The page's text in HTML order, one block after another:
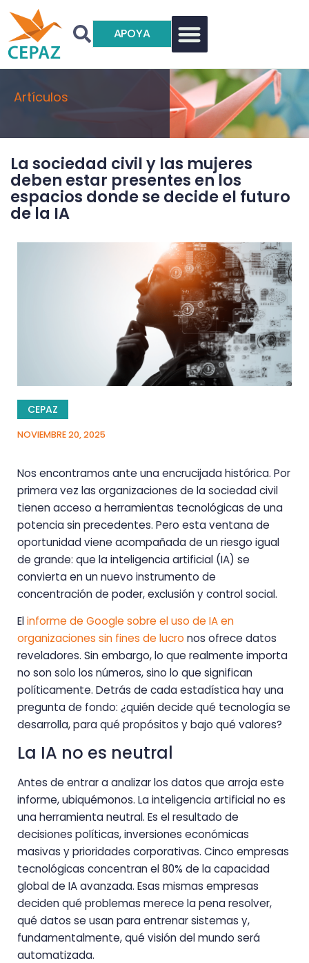
APOYA
Artículos
La sociedad civil y las mujeres
deben estar presentes en los
espacios donde se decide el futuro
de la IA
CEPAZ
NOVIEMBRE 20, 2025
Nos encontramos ante una encrucijada histórica. Por
primera vez las organizaciones de la sociedad civil
tienen acceso a herramientas tecnológicas de una
potencia sin precedentes. Pero esta ventana de
oportunidad viene acompañada de un riesgo igual
de grande: que la inteligencia artificial (IA) se
convierta en un nuevo instrumento de
concentración de poder, exclusión y control social.
Elinforme de Google sobre el uso de IA en
organizaciones sin fines de lucro nos ofrece datos
reveladores. Sin embargo, lo que realmente importa
no son solo los números, sino lo que significan
políticamente. Detrás de cada estadística hay una
pregunta de fondo: ¿quién decide qué tecnología se
desarrolla, para qué propósitos y bajo qué valores?
La IA no es neutral
Antes de entrar a analizar los datos que arroja este
informe, ubiquémonos. La inteligencia artificial no es
una herramienta neutral. Es el resultado de
decisiones políticas, inversiones económicas
masivas y prioridades corporativas. Cinco empresas
tecnológicas concentran el 80% de la capacidad
global de IA avanzada. Esas mismas empresas
deciden qué problemas merece la pena resolver,
qué datos se usan para entrenar sistemas y,
fundamentalmente, qué visión del mundo será
automatizada.